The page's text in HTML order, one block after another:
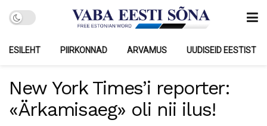
ESILEHT PIIRKONNAD ARVAMUS UUDISEID EESTIST
New York Times’i reporter:
«Ärkamisaeg» oli nii ilus!